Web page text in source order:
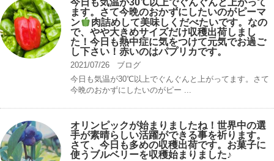
ます。さて今晩のおかずにしたいのがピーマ
ン
肉詰めして美味しくだべたいです。なの
で、やや大きめサイズだけ収穫出荷しまし
た！今日も熱中症に気をつけて元気でお過ご
し下さい！赤いのはパプリカです。
2021/07/26
ブログ
今日も気温が30℃以上でぐんぐんと上がってます。さて
今晩のおかずにしたいのがピー ...
オリンピックが始まりましたね！世界中の選
手が素晴らしい活躍ができる事を祈ります。
さて、今日も多めの収穫出荷です。お菓子に
使うブルベリーを収穫始まりました♪